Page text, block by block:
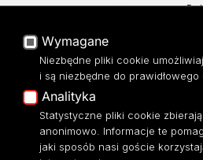
Eksperci UŁ
Polityka Prywatności
Dostępność
Wymagane
Niezbędne pliki cookie
i są niezbędne do prawidłowego
Analityka
Statystyczne pliki cookie
anonimowo. Informacje te
jaki sposób nasi goście